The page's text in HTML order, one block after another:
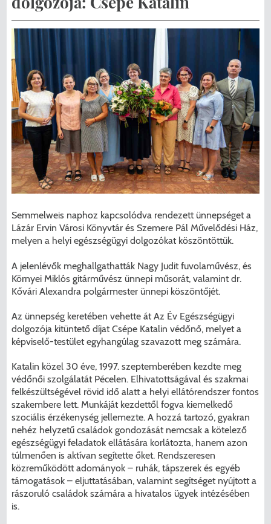
Pécel Város Önkormányzata ASP
Központhoz való csatlakozása
Péceli Polgármesteri Hivatal energetikai
korszerűsítése
Komplex csapadékvíz-elvezetés
korszerűsítése Pécelen II. ütem
Pécel Város Önkormányzata 250 000
000 Ft értékű támogatást nyert az
alábbi projekt vonatkozásában.
Menzakártya/Applikáció
Kedvezmények/Diéta/Allergia
Nyomtatványok
Étkezési térítési díjak
Kapcsolat
2025/2026. tanév
Semmelweis naphoz kapcsolódva rendezett ünnepséget a
Lázár Ervin Városi Könyvtár és Szemere Pál Művelődési Ház,
melyen a helyi egészségügyi dolgozókat köszöntöttük.
A jelenlévők meghallgathatták Nagy Judit fuvolaművész, és
Környei Miklós gitárművész ünnepi műsorát, valamint dr.
Kővári Alexandra polgármester ünnepi köszöntőjét.
Az ünnepség keretében vehette át Az Év Egészségügyi
dolgozója kitüntető díjat Csépe Katalin védőnő, melyet a
képviselő-testület egyhangúlag szavazott meg számára.
Katalin közel 30 éve, 1997. szeptemberében kezdte meg
védőnői szolgálatát Pécelen. Elhivatottságával és szakmai
felkészültségével rövid idő alatt a helyi ellátórendszer fontos
szakembere lett. Munkáját kezdettől fogva kiemelkedő
szociális érzékenység jellemezte. A hozzá tartozó, gyakran
nehéz helyzetű családok gondozását nemcsak a kötelező
egészségügyi feladatok ellátására korlátozta, hanem azon
túlmenően is aktívan segítette őket. Rendszeresen
közreműködött adományok – ruhák, tápszerek és egyéb
támogatások – eljuttatásában, valamint segítséget nyújtott a
rászoruló családok számára a hivatalos ügyek intézésében
is.